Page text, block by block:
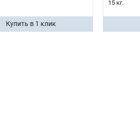
Купить в 1 клик
15 кг.